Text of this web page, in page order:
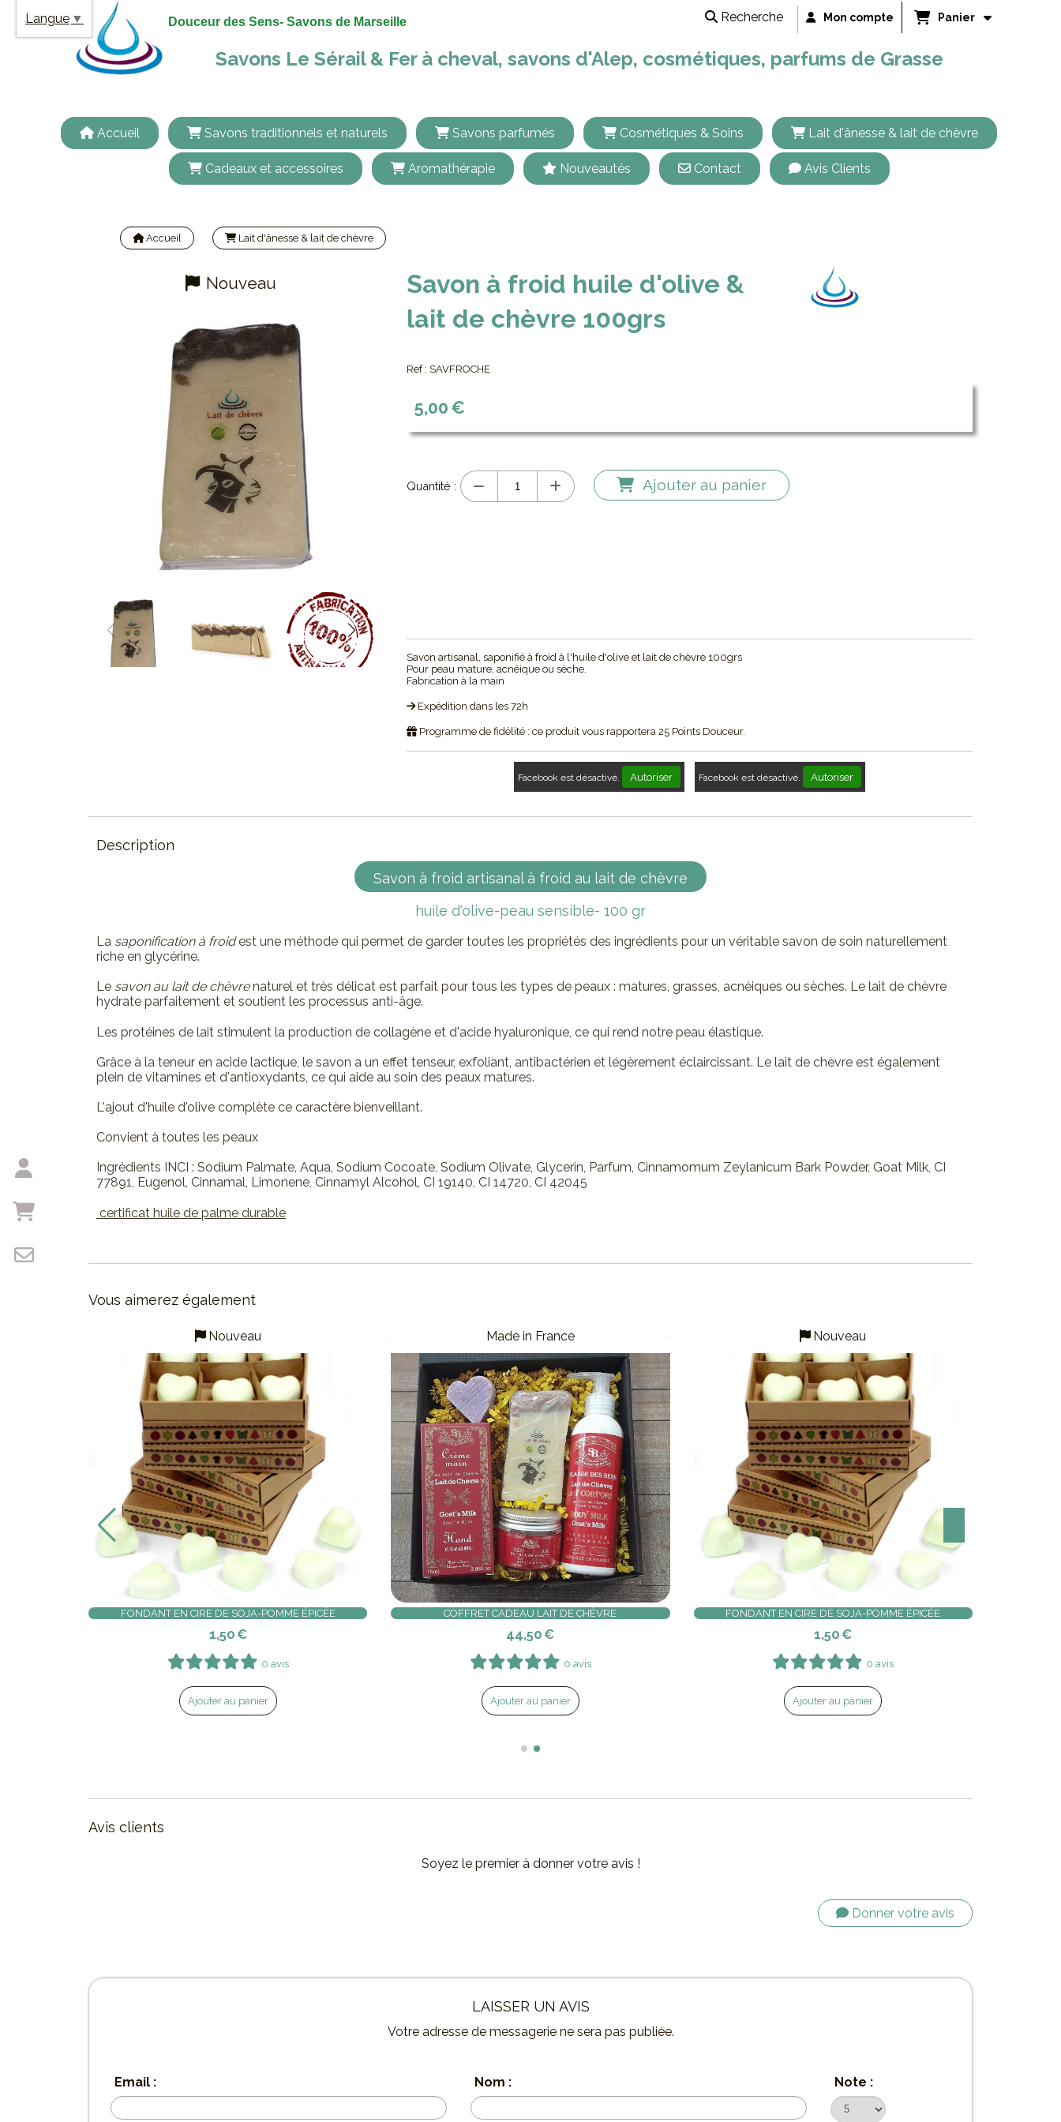
Douceur des Sens- Savons de Marseille
Savons Le Sérail & Fer à cheval, savons d'Alep, cosmétiques, parfums de Grasse
Recherche Mon compte Panier
Accueil Savons traditionnels et naturels Savons parfumés Cosmétiques & Soins Lait d'ânesse & lait de chèvre
Cadeaux et accessoires Aromathérapie Nouveautés Contact Avis Clients
Accueil Lait d'ânesse & lait de chèvre
Nouveau
Savon à froid huile d'olive &
lait de chèvre 100grs
Ref : SAVFROCHE
5,00€
Quantité : Ajouter au panier
Savon artisanal, saponifié à froid à l'huile d'olive et lait de chèvre 100grs
Pour peau mature, acnéique ou sèche.
Fabrication à la main
Expédition dans les 72h
Programme de fidélité : ce produit vous rapportera25 Points Douceur.
Facebook est désactivé. Autoriser Facebook est désactivé. Autoriser
Description
Savon à froid artisanal à froid au lait de chèvre
huile d'olive-peau sensible- 100 gr
La saponification à froidest une méthode qui permet de garder toutes les propriétés des ingrédients pour un véritable savon de soin naturellement
riche en glycérine.
Le savon au lait de chèvrenaturel et très délicat est parfait pour tous les types de peaux : matures, grasses, acnéiques ou sèches. Le lait de chèvre
hydrate parfaitement et soutient les processus anti-âge.
Les protéines de lait stimulent la production de collagène et d'acide hyaluronique, ce qui rend notre peau élastique.
Grâce à la teneur en acide lactique, le savon a un effet tenseur, exfoliant, antibactérien et légèrement éclaircissant. Le lait de chèvre est également
plein de vitamines et d'antioxydants, ce qui aide au soin des peaux matures.
L'ajout d'huile d'olive complète ce caractère bienveillant.
Convient à toutes les peaux
Ingrédients INCI : Sodium Palmate, Aqua, Sodium Cocoate, Sodium Olivate, Glycerin, Parfum, Cinnamomum Zeylanicum Bark Powder, Goat Milk, CI
77891, Eugenol, Cinnamal, Limonene, Cinnamyl Alcohol, CI 19140, CI 14720, CI 42045
certificat huile de palme durable
Vous aimerez également
FONDANT EN CIRE DE SOJA-POMME ÉPICÉE
1,50 €
0 avis
Ajouter au panier
Nouveau
COFFRET CADEAU LAIT DE CHÈVRE
44,50 €
0 avis
Ajouter au panier
Made in France
FONDANT EN CIRE DE SOJA-POMME ÉPICÉE
1,50 €
0 avis
Ajouter au panier
Nouveau
Avis clients
Soyez le premier à donner votre avis !
Donner votre avis
LAISSER UN AVIS
Votre adresse de messagerie ne sera pas publiée.
Email : Nom : Note :
Langue ▼
Panneau de gestion des cookies